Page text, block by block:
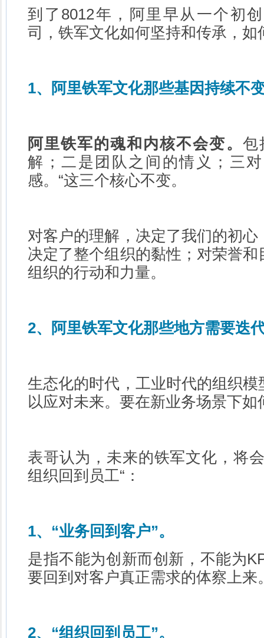
到了8012年，阿里早从一个初
司，铁军文化如何坚持和传承，如
1、阿里铁军文化那些基因持续不
阿里铁军的魂和内核不会变。 包
解；二是团队之间的情义；三
感。“这三个核心不变。
对客户的理解，决定了我们的初
决定了整个组织的黏性；对荣誉
组织的行动和力量。
2、阿里铁军文化那些地方需要迭
生态化的时代，工业时代的组织
以应对未来。要在新业务场景下如
表哥认为，未来的铁军文化，将
组织回到员工“：
1、“业务回到客户”。
是指不能为创新而创新，不能为
要回到对客户真正需求的体察上来
2、“组织回到员工”。